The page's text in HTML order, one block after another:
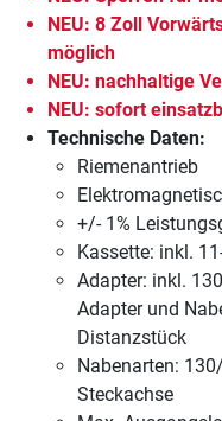
NEU: 8 Zoll
möglich
NEU: nachhaltige
NEU: sofort
Technische Daten:
Riemenantrieb
+/- 1%
Kassette: inkl.
Adapter: inkl.
Adapter und
Distanzstück
Nabenarten:
Steckachse